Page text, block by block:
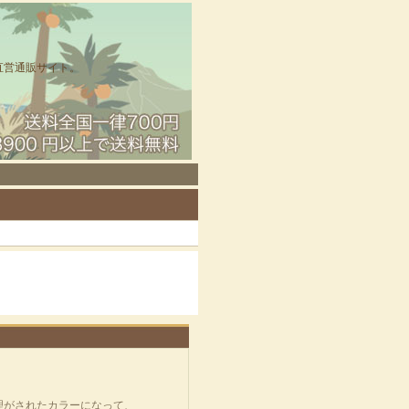
通販サイト。
されたカラーになって、